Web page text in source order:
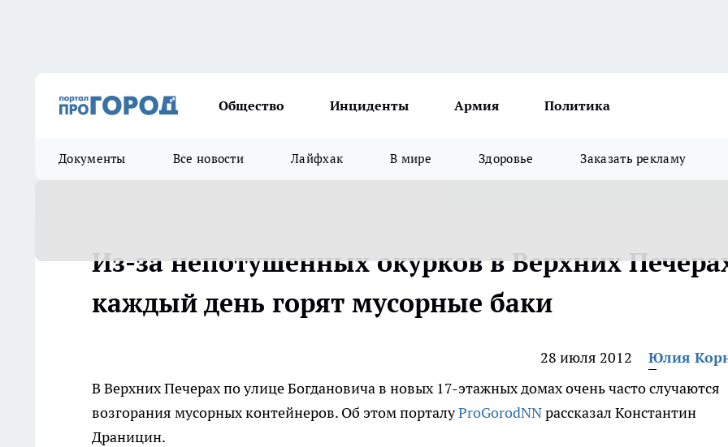
Общество Инциденты Армия Политика
Документы Все новости Лайфхак В мире Здоровье Заказать рекламу
Из-за непотушенных окурков в Верхних
каждый день горят мусорные баки
28 июля 2012
Юлия
В Верхних Печерах по улице Богдановича в новых 17-этажных домах очень часто случаются
возгорания мусорных контейнеров. Об этом порталуProGorodNNрассказал Константин
Драницин.